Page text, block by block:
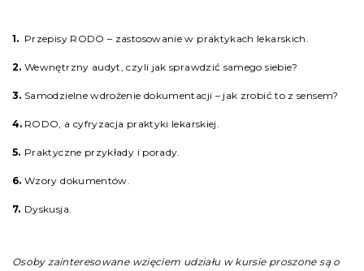
Przepisy RODO – zastosowanie w praktykach lekarskich.
Wewnętrzny audyt, czyli jak sprawdzić samego siebie?
Samodzielne wdrożenie dokumentacji – jak zrobić to z sensem?
RODO, a cyfryzacja praktyki lekarskiej.
Praktyczne przykłady i porady.
Wzory dokumentów.
Dyskusja.
Osoby zainteresowane wzięciem udziału w kursie proszone są o